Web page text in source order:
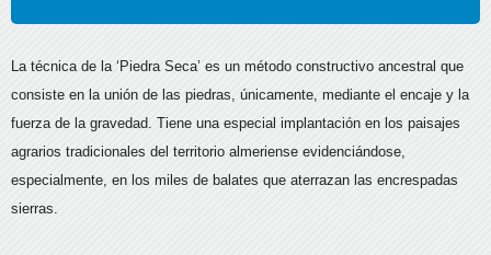
La técnica de la ‘Piedra Seca’ es un método constructivo ancestral que
consiste en la unión de las piedras, únicamente, mediante el encaje y la
fuerza de la gravedad. Tiene una especial implantación en los paisajes
agrarios tradicionales del territorio almeriense evidenciándose,
especialmente, en los miles de balates que aterrazan las encrespadas
sierras.